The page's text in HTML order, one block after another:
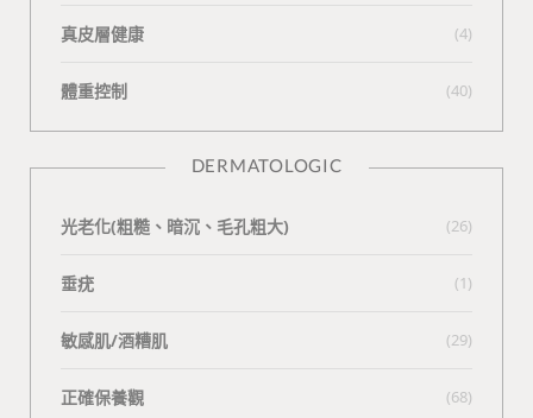
真皮層健康 (4)
體重控制 (40)
DERMATOLOGIC
光老化(粗糙、暗沉、毛孔粗大) (26)
垂疣 (1)
敏感肌/酒糟肌 (29)
正確保養觀 (68)